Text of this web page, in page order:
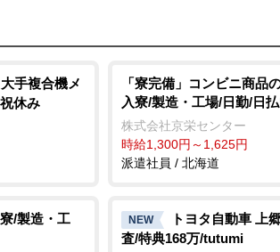
手複合機メ
休み
「寮完備」コンビニ商品
入寮/製造・工場/日勤/日
株式会社京栄センター
時給1,300円～1,625円
派遣社員 / 北海道
/製造・工
NEW
トヨタ自動車 上
査/特典168万/tutumi